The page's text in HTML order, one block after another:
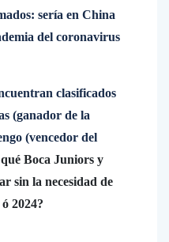
sería en China
del coronavirus
clasificados
(ganador de la
(vencedor del
Boca Juniors y
sin la necesidad de
2024?